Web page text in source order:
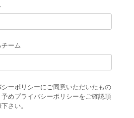
ーム
ーポリシーにご同意いただいたもの
予めプライバシーポリシーをご確認頂
さい。